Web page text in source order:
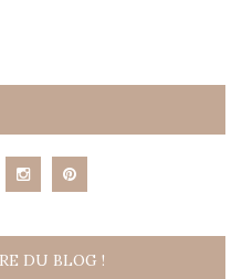
DU BLOG !